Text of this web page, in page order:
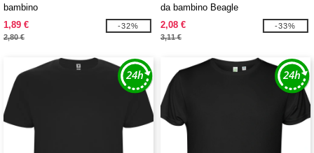
bambino
1,89 €
2,80 €
-32%
da bambino Beagle
2,08 €
3,11 €
-33%